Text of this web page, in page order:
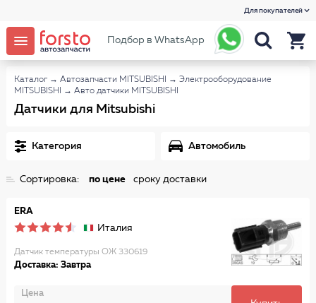
Для покупателей
Подбор в WhatsApp
Каталог → Автозапчасти MITSUBISHI → Электрооборудование
MITSUBISHI
→ Авто датчики MITSUBISHI
Датчики для Mitsubishi
Категория Автомобиль
Сортировка: по цене сроку доставки
ERA
Италия
Датчик температуры ОЖ 330619
Доставка: Завтра
Цена